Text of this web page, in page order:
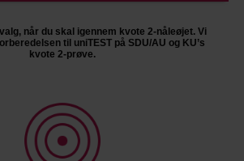
når du skal igennem kvote 2-nåleøjet. Vi
til uniTEST på SDU/AU og KU’s
kvote 2-prøve.